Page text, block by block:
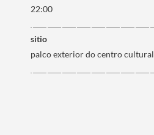
22:00
sitio
palco exterior do centro cultural